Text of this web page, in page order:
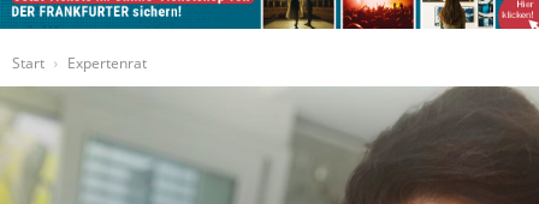
Start
Expertenrat